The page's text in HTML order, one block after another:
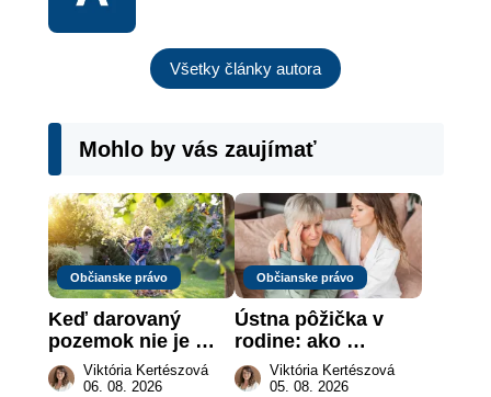
Všetky články autora
Mohlo by vás zaujímať
Občianske právo
Keď darovaný
pozemok nie je
„hotová vec“: kedy
môže darca žiadať
Viktória Kertészová
06. 08. 2026
Občianske právo
Ústna pôžička v
rodine: ako
vymôcť peniaze,
keď na papieri nie
Viktória Kertészová
05. 08. 2026